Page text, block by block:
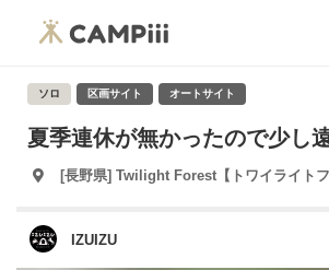
ソロ 区画サイト オートサイト
夏季連休が無かったので少し
[長野県] Twilight Forest【トワイライト
IZUIZU